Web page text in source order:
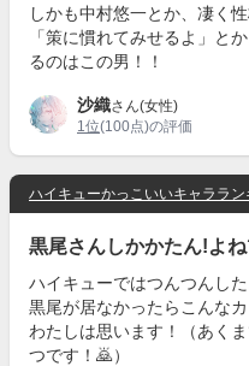
しかも中村悠一とか、凄く
「策に慣れてみせるよ」と
るのはこの男！！
沙織さん(女性)
1位(100点)の評価
ハイキューかっこいいキャララン
黒尾さんしかかたん!よ
ハイキューではつんつんし
黒尾が居なかったらこんな
わたしは思います！（あく
つです！🙇）